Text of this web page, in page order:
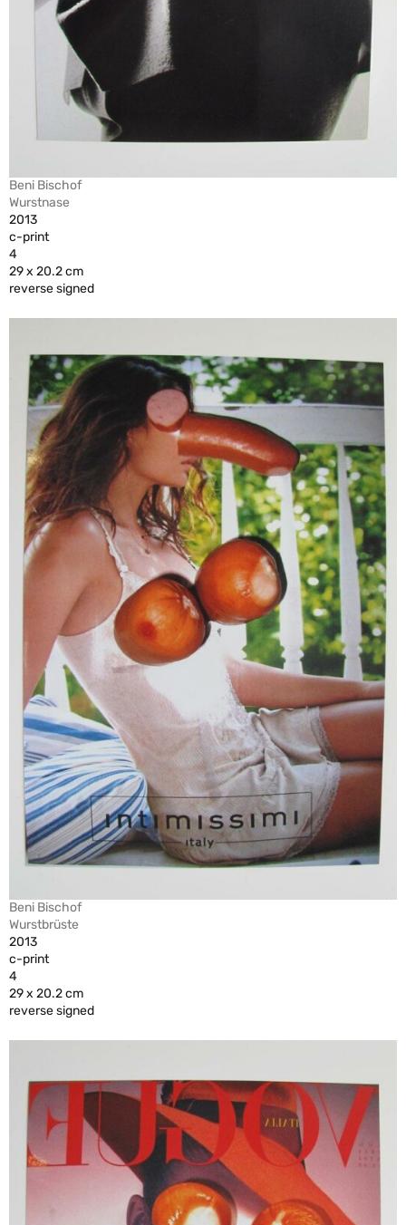
Beni Bischof
Wurstnase
2013
c-print
4
29 x 20.2 cm
reverse signed
Beni Bischof
Wurstbrüste
2013
c-print
4
29 x 20.2 cm
reverse signed